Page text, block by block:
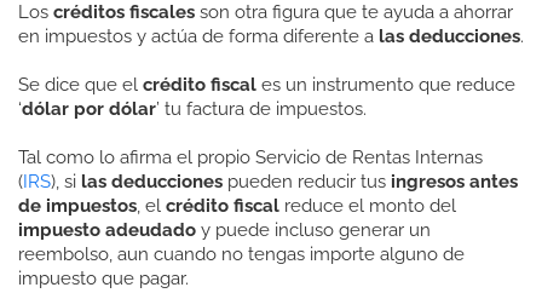
Los créditos fiscales son otra figura que te ayuda a ahorrar
en impuestos y actúa de forma diferente a las deducciones.
Se dice que el crédito fiscal es un instrumento que reduce
‘dólar por dólar’ tu factura de impuestos.
Tal como lo afirma el propio Servicio de Rentas Internas
(IRS), si las deducciones pueden reducir tus ingresos antes
de impuestos, el crédito fiscal reduce el monto del
impuesto adeudado y puede incluso generar un
reembolso, aun cuando no tengas importe alguno de
impuesto que pagar.